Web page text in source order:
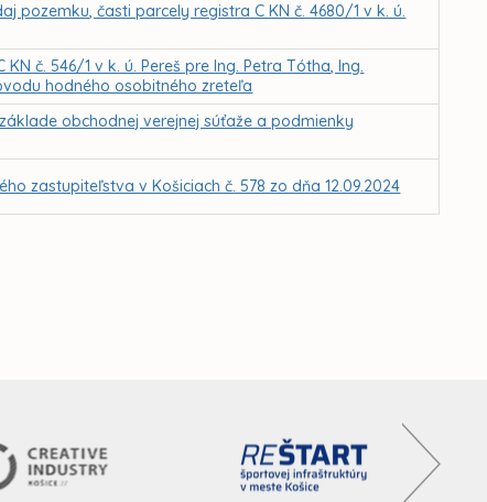
pozemku, časti parcely registra C KN č. 4680/1 v k. ú.
č. 546/1 v k. ú. Pereš pre Ing. Petra Tótha, Ing.
hodného osobitného zreteľa
obchodnej verejnej súťaže a podmienky
zastupiteľstva v Košiciach č. 578 zo dňa 12.09.2024